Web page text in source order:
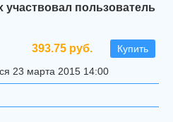
пользователь
393.75 руб. Купить
23 марта 2015 14:00